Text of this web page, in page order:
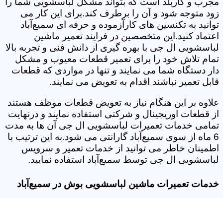
زود متوجه شود و آن را برطرف کند.برای این کار می
توانید به تکنسین های کارآزموده و حرفه ای سمیع‌آباد
اعتماد کنید.این متخصصین در فرایند تعمیر ماشین
لباسشویی ال جی با بهره گیری از دانش فنی و تجربه بالا
تمام تلاش خود را برای تعمیر قطعات معیوب و مشکل
دار دستگاه شما می نمایند و تنها در مواردی که قطعات
قابل تعمیر نباشند اقدام به تعویض می نمایند.
علاوه بر این هنگام نیاز به تعویض قطعات موظف هستند
از قطعات اوریجینال و شرکتی استفاده نمایند و درنهایت
تمامی خدمات تعمیرات لباسشویی ال جی آن ها به مدت
6 ماه از سوی سمیع‌آباد گارانتی می شود.به این ترتیب با
اطمینان خاطر می توانید از خدمات تعمیر و سرویس
لباسشویی ال جی توسط سمیع‌آباد استفاده نمایید.
خدمات تعمیرات ماشین لباسشویی بوش در سمیع‌آباد